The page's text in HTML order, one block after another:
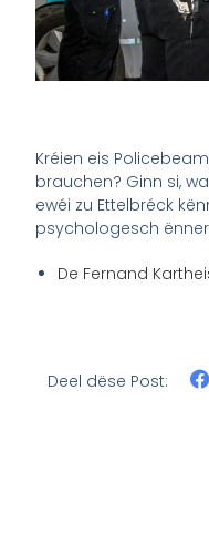
Kréien eis
brauchen? Ginn si,
ewéi zu Ettelbréck
psychologesch
De Fernand
Deel dëse Post: